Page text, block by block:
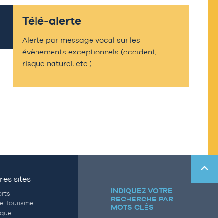
Télé-alerte
Alerte par message vocal sur les
évènements exceptionnels (accident,
risque naturel, etc.)
sites
Tourisme
INDIQUEZ VOTRE
RECHERCHE PAR
MOTS CLÉS